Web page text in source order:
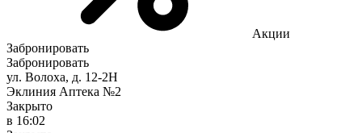
Акции
Забронировать
Забронировать
ул. Волоха, д. 12-2Н
Эклиния Аптека №2
Закрыто
в 16:02